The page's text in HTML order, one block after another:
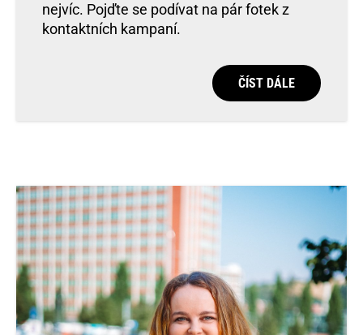
nejvíc. Pojďte se podívat na pár fotek z
kontaktních kampaní.
ČÍST DÁLE